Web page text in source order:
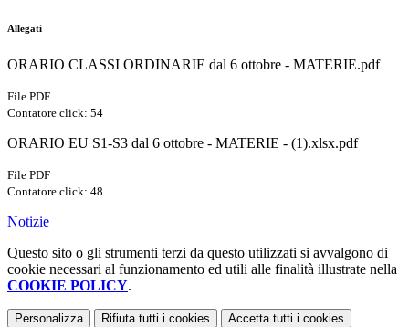
Allegati
ORARIO CLASSI ORDINARIE dal 6 ottobre - MATERIE.pdf
File PDF
Contatore click: 54
ORARIO EU S1-S3 dal 6 ottobre - MATERIE - (1).xlsx.pdf
File PDF
Contatore click: 48
Notizie
Questo sito o gli strumenti terzi da questo utilizzati si avvalgono di
cookie necessari al funzionamento ed utili alle finalità illustrate nella
COOKIE POLICY.
Personalizza Rifiuta tutti i cookies Accetta tutti i cookies